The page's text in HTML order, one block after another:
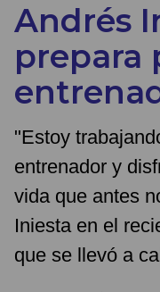
Andrés
prepara
"Estoy
entrenador y
vida que antes
Iniesta en el
que se llevó a